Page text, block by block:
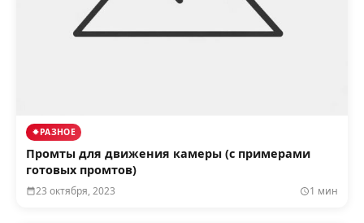
РАЗНОЕ
Промты для движения камеры (с примерами
готовых промтов)
23 октября, 2023 1 мин